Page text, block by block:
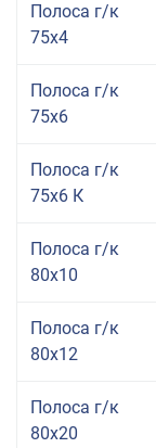
Полоса г/к
75x4
Полоса г/к
75x6
Полоса г/к
75x6 К
Полоса г/к
80x10
Полоса г/к
80x12
Полоса г/к
80x20